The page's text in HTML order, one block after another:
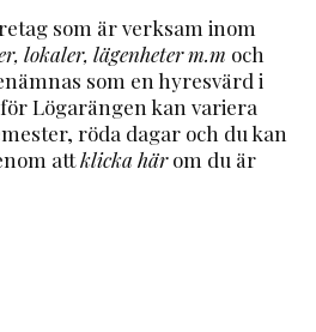
som är verksam inom
lokaler, lägenheter m.m och
som en hyresvärd i
Lögarängen kan variera
röda dagar och du kan
attklicka härom du är